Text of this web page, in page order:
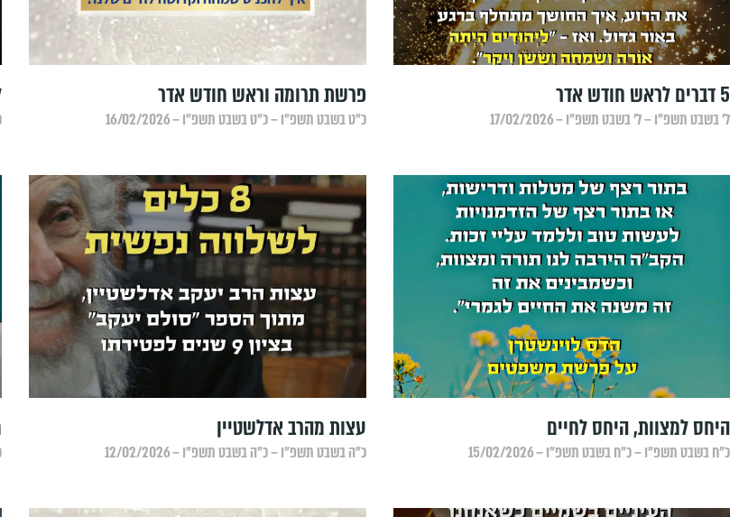
5 דברים לראש חודש אדר
ל׳ בשבט תשפ״ו – ל׳ בשבט תשפ״ו – 17/02/2026
פרשת תרומה וראש חודש אדר
כ״ט בשבט תשפ״ו – כ״ט בשבט תשפ״ו – 16/02/2026
היחס למצוות, היחס לחיים
כ״ח בשבט תשפ״ו – כ״ח בשבט תשפ״ו – 15/02/2026
עצות מהרב אדלשטיין
כ״ה בשבט תשפ״ו – כ״ה בשבט תשפ״ו – 12/02/2026